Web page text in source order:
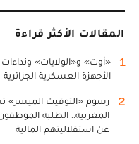
المقالات الأكثر قراءة
1
«أوت» و«الولايات»
الأجهزة العسكرية
2
رسوم «التوقيت الميسر»
المغربية.. الطلبة
عن استقلاليتهم المالية